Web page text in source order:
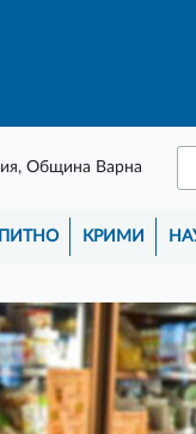
Община Варна
КРИМИ